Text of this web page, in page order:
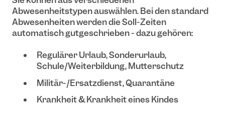
Abwesenheitstypen auswählen.Bei den standard
Abwesenheiten werden die Soll-Zeiten
automatisch gutgeschrieben - dazu gehören:
Regulärer Urlaub, Sonderurlaub,
Schule/Weiterbildung, Mutterschutz
Militär-/Ersatzdienst, Quarantäne
Krankheit & Krankheit eines Kindes